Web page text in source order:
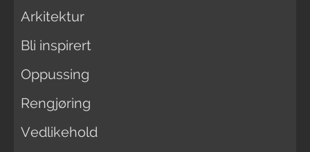
Arkitektur
Bli inspirert
Oppussing
Rengjøring
Vedlikehold